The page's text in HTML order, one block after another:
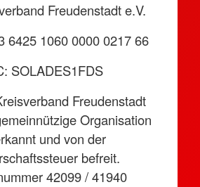
Freudenstadt e.V.
6425 1060 0000 0217 66
SOLADES1FDS
Freudenstadt
Organisation
und von der
befreit.
42099 / 41940